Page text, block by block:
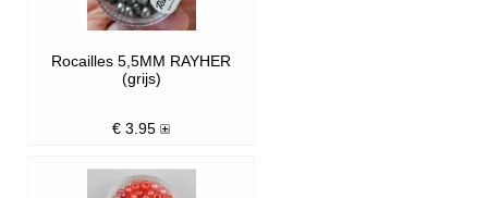
Rocailles 5,5MM RAYHER
(grijs)
€ 3.95